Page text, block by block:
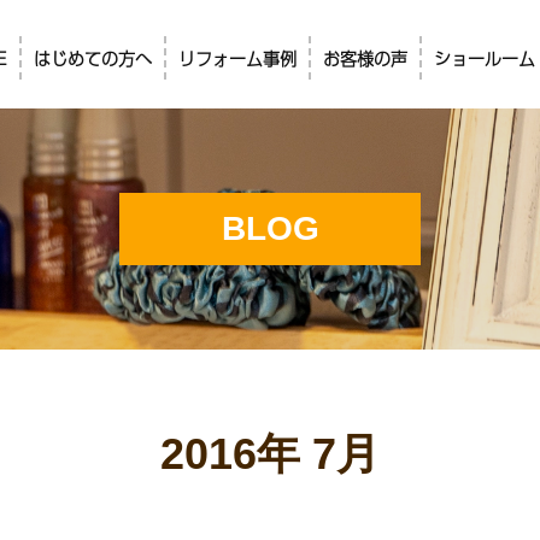
はじめての方へ リフォーム事例 お客様の声 ショールーム
BLOG
2016年 7月